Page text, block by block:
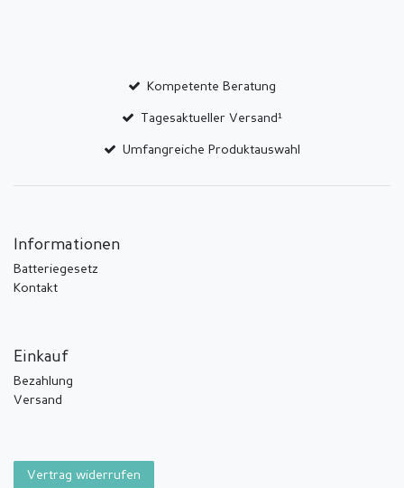
Kompetente Beratung
Tagesaktueller Versand¹
Umfangreiche Produktauswahl
Informationen
Batteriegesetz
Kontakt
Einkauf
Bezahlung
Versand
Vertrag widerrufen